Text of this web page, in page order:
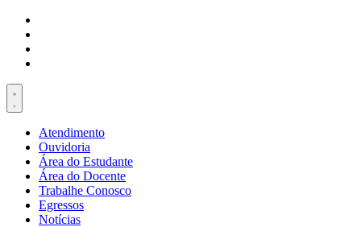
Atendimento
Ouvidoria
Área do Estudante
Área do Docente
Trabalhe Conosco
Egressos
Notícias